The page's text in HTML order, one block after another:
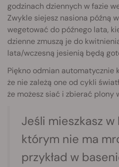
godzinach dziennych w fazie
Zwykle siejesz nasiona późną
wegetować do późnego lata,
dzienne zmuszą je do
lata/wczesną jesienią będą
Piękno odmian automatycznie
że nie zależą one od cykli
że możesz siać i zbierać plony
Jeśli mieszkasz
którym nie ma
przykład w